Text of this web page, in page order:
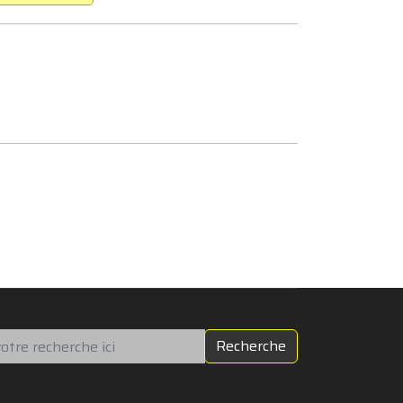
Recherche